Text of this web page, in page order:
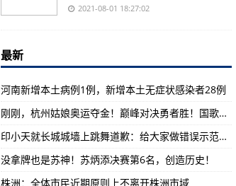
强对流预警！黑龙江辽宁山东等地有8至
近距离观察西藏“萌物”，走起！
多部门进一步部署防汛防台风工作 6亿元
暑运过半 各部门加强疫情防控和安全检查
庆“八一”：94载风雨兼程，航空人与人民
日本日增确诊病例连续3天过万，再创疫情
2021-08-01 18:27:02
最新
河南新增本土病例1例，新增本土无症状感染者28例
刚刚，杭州姑娘奥运夺金！巅峰对决勇者胜！国歌再次在日本响起！
印小天就长城城墙上跳舞道歉：给大家做错误示范了，对不起
没拿牌也是苏神！苏炳添决赛第6名，创造历史！
株洲：全体市民近期原则上不离开株洲市域